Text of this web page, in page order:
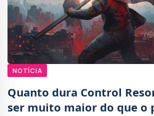
NOTÍCIA
Quanto dura Control
ser muito maior do que o